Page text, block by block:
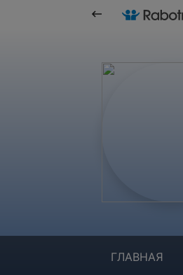
ГЛАВНАЯ